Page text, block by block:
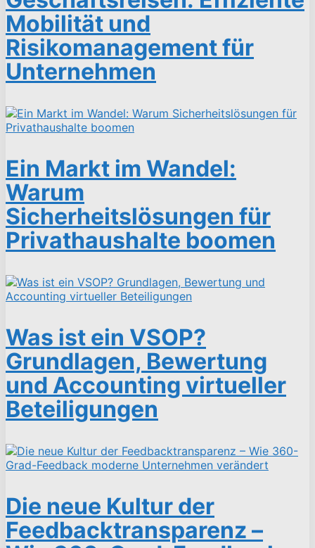
Mobilität und
Risikomanagement für
Unternehmen
Ein Markt im Wandel:
Warum
Sicherheitslösungen für
Privathaushalte boomen
Was ist ein VSOP?
Grundlagen, Bewertung
und Accounting virtueller
Beteiligungen
Die neue Kultur der
Feedbacktransparenz –